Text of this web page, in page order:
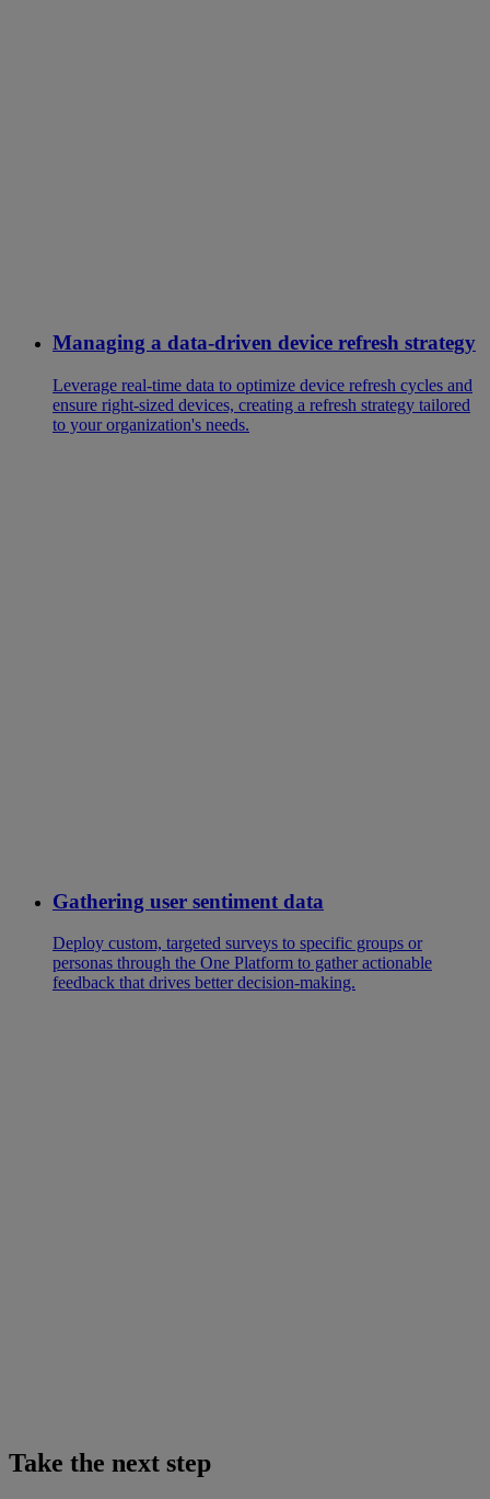
Managing a data-driven device refresh strategy
Leverage real-time data to optimize device refresh cycles and
ensure right-sized devices, creating a refresh strategy tailored
to your organization's needs.
Gathering user sentiment data
Deploy custom, targeted surveys to specific groups or
personas through the One Platform to gather actionable
feedback that drives better decision-making.
Take the next step